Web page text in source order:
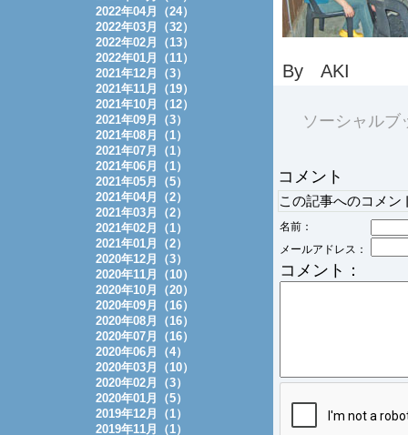
By AKI
ソーシャルブ
コメント
この記事へのコメン
名前：
メールアドレス：
コメント：
2022年04月（24）
2022年03月（32）
2022年02月（13）
2022年01月（11）
2021年12月（3）
2021年11月（19）
2021年10月（12）
2021年09月（3）
2021年08月（1）
2021年07月（1）
2021年06月（1）
2021年05月（5）
2021年04月（2）
2021年03月（2）
2021年02月（1）
2021年01月（2）
2020年12月（3）
2020年11月（10）
2020年10月（20）
2020年09月（16）
2020年08月（16）
2020年07月（16）
2020年06月（4）
2020年03月（10）
2020年02月（3）
2020年01月（5）
2019年12月（1）
2019年11月（1）